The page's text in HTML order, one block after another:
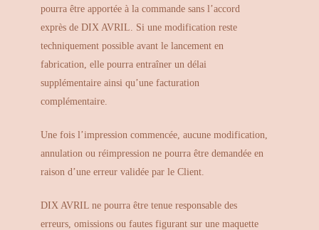
pourra être apportée à la commande sans l’accord
exprès de DIX AVRIL. Si une modification reste
techniquement possible avant le lancement en
fabrication, elle pourra entraîner un délai
supplémentaire ainsi qu’une facturation
complémentaire.
Une fois l’impression commencée, aucune modification,
annulation ou réimpression ne pourra être demandée en
raison d’une erreur validée par le Client.
DIX AVRIL ne pourra être tenue responsable des
erreurs, omissions ou fautes figurant sur une maquette